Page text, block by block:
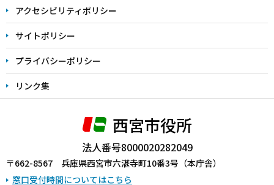
アクセシビリティポリシー
サイトポリシー
プライバシーポリシー
リンク集
西宮市役所
法人番号8000020282049
〒662-8567 兵庫県西宮市六湛寺町10番3号（本庁舎）
窓口受付時間についてはこちら